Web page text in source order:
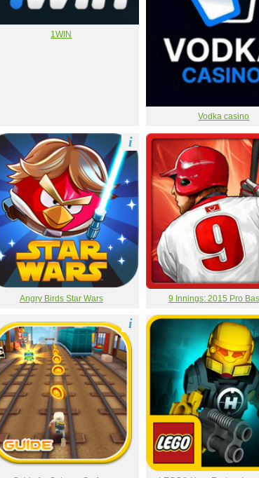
1WIN
Vodka casino
Angry Birds Star Wars
i
9 Innings: 2015 Pro
i